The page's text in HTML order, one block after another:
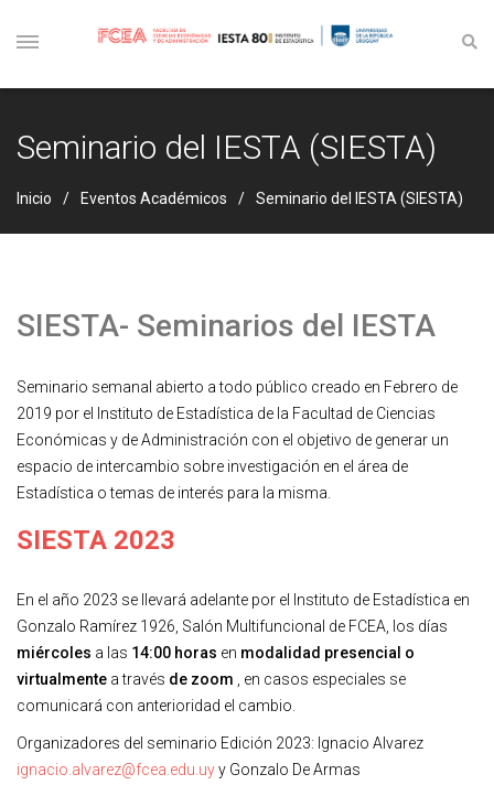
Seminario del IESTA (SIESTA)
Inicio Eventos Académicos Seminario del IESTA (SIESTA)
SIESTA- Seminarios del IESTA
Seminario semanal abierto a todo público creado en Febrero de
2019 por el Instituto de Estadística de la Facultad de Ciencias
Económicas y de Administración con el objetivo de generar un
espacio de intercambio sobre investigación en el área de
Estadística o temas de interés para la misma.
SIESTA 2023
En el año 2023 se llevará adelante por el Instituto de Estadística en
Gonzalo Ramírez 1926, Salón Multifuncional de FCEA, los días
miércoles a las 14:00 horas en modalidad presencial o
virtualmente a través de zoom , en casos especiales se
comunicará con anterioridad el cambio.
Organizadores del seminario Edición 2023: Ignacio Alvarez
ignacio.alvarez@fcea.edu.uyy Gonzalo De Armas